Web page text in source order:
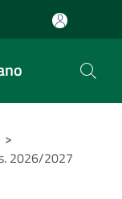
>
2026/2027